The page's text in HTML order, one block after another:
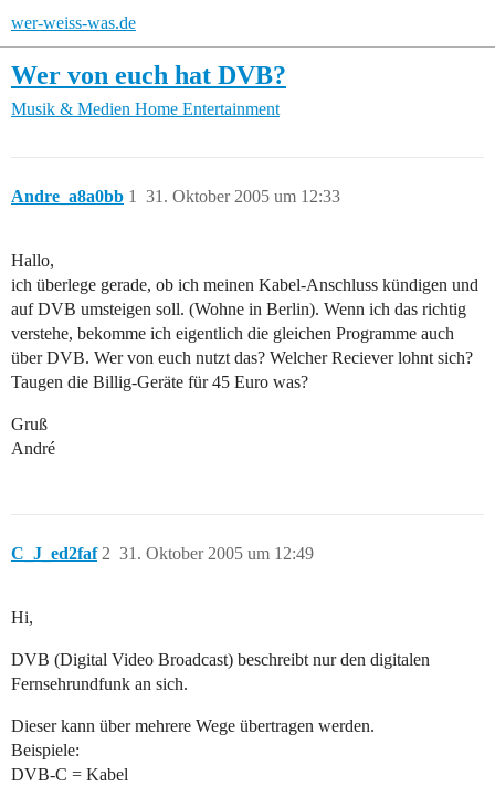
wer-weiss-was.de
Wer von euch hat DVB?
Musik & Medien Home Entertainment
Andre_a8a0bb 31. Oktober 2005 um 12:33
1
Hallo,
ich überlege gerade, ob ich meinen Kabel-Anschluss kündigen und
auf DVB umsteigen soll. (Wohne in Berlin). Wenn ich das richtig
verstehe, bekomme ich eigentlich die gleichen Programme auch
über DVB. Wer von euch nutzt das? Welcher Reciever lohnt sich?
Taugen die Billig-Geräte für 45 Euro was?
Gruß
André
C_J_ed2faf 31. Oktober 2005 um 12:49
2
Hi,
DVB (Digital Video Broadcast) beschreibt nur den digitalen
Fernsehrundfunk an sich.
Dieser kann über mehrere Wege übertragen werden.
Beispiele:
DVB-C = Kabel